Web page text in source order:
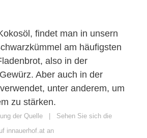
findet man in unsern
am häufigsten
also in der
Aber auch in der
unter anderem, um
zu stärken.
der Quelle | Sehen Sie sich die
innauerhof.at an